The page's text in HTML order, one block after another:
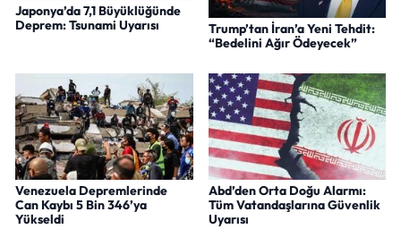
Japonya’da 7,1 Büyüklüğünde
Deprem: Tsunami Uyarısı
Trump’tan İran’a Yeni Tehdit:
“Bedelini Ağır Ödeyecek”
Venezuela Depremlerinde
Can Kaybı 5 Bin 346’ya
Yükseldi
Abd’den Orta Doğu Alarmı:
Tüm Vatandaşlarına Güvenlik
Uyarısı